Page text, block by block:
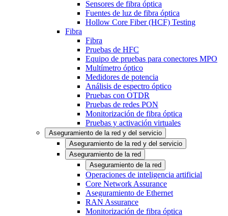
Sensores de fibra óptica
Fuentes de luz de fibra óptica
Hollow Core Fiber (HCF) Testing
Fibra
Fibra
Pruebas de HFC
Equipo de pruebas para conectores MPO
Multímetro óptico
Medidores de potencia
Análisis de espectro óptico
Pruebas con OTDR
Pruebas de redes PON
Monitorización de fibra óptica
Pruebas y activación virtuales
Aseguramiento de la red y del servicio
Aseguramiento de la red y del servicio
Aseguramiento de la red
Aseguramiento de la red
Operaciones de inteligencia artificial
Core Network Assurance
Aseguramiento de Ethernet
RAN Assurance
Monitorización de fibra óptica